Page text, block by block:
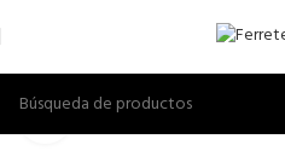
Click to enlarge